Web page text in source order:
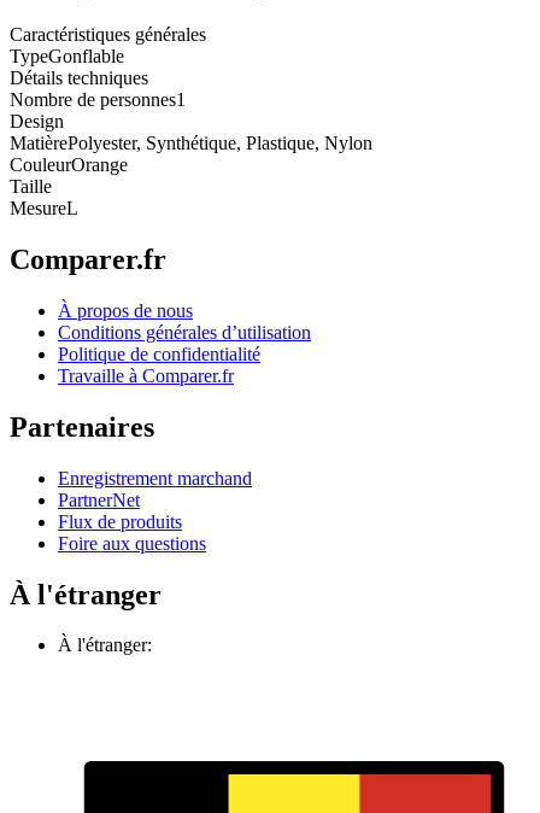
Caractéristiques générales
TypeGonflable
Détails techniques
Nombre de personnes1
Design
MatièrePolyester, Synthétique, Plastique, Nylon
CouleurOrange
Taille
MesureL
Comparer.fr
À propos de nous
Conditions générales d’utilisation
Politique de confidentialité
Travaille à Comparer.fr
Partenaires
Enregistrement marchand
PartnerNet
Flux de produits
Foire aux questions
À l'étranger
À l'étranger: